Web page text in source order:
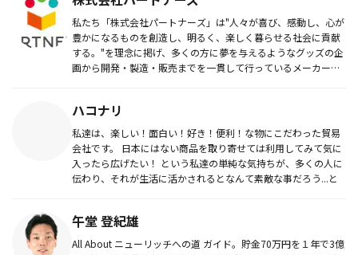
私たち「株式会社パートナーズ」は"人々が喜び、感動し、心が
豊かになるものを創造し、明るく、楽しく暮らせる社会に貢献
する。"を理念に掲げ、多くの方に夢を与えるようなグッズの企
画から開発・製造・販売までを一貫して行っているメーカーで
ハコナリ
私達は、楽しい！面白い！好き！便利！な物にこだわった貿易
会社です。 日本にはない商品を取り寄せては利用してみて気に
入ったら広げたい！ という私達の単純な気持ちが、多くの人に
伝わり、それが生活に活かされるとなんて素敵な事だろう...と
午堂 登紀雄
All About ニューリッチへの道 ガイド。貯金70万円を１年で3億